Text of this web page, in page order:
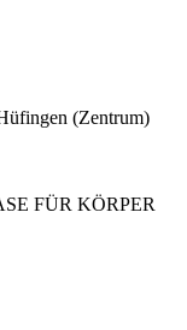
(Zentrum)
FÜR KÖRPER